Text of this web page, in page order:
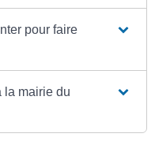
pour faire
la mairie du